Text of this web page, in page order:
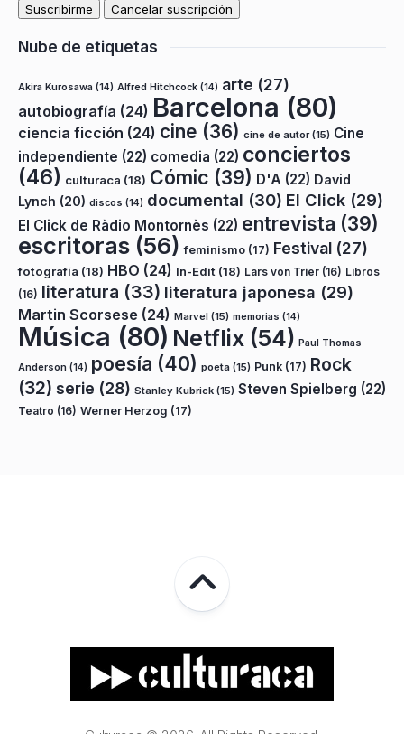
Nube de etiquetas
Akira Kurosawa (14) Alfred Hitchcock (14) arte (27)
autobiografía (24) Barcelona (80)
ciencia ficción (24) cine (36) cine de autor(15) Cine
independiente (22) comedia (22) conciertos
(46) culturaca (18) Cómic (39) D'A (22) David
Lynch (20) discos (14) documental (30) El Click (29)
El Click de Ràdio Montornès (22) entrevista (39)
escritoras (56) feminismo (17) Festival (27)
fotografía (18) HBO (24) In-Edit (18) Lars von Trier (16) Libros
(16) literatura (33) literatura japonesa (29)
Martin Scorsese (24) Marvel (15) memorias (14)
Música (80) Netflix (54) Paul Thomas
Anderson (14) poesía (40) poeta (15) Punk (17) Rock
(32) serie (28) Stanley Kubrick (15) Steven Spielberg (22)
Teatro (16) Werner Herzog (17)